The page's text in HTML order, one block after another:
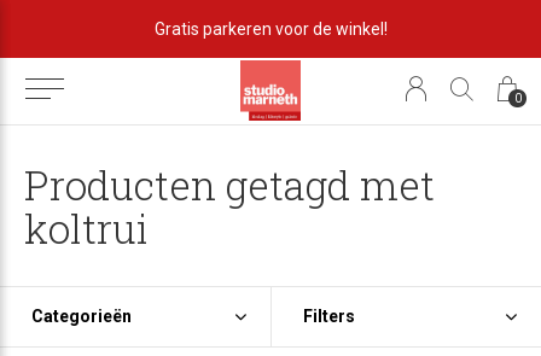
0
Gratis parkeren voor de winkel!
Producten getagd met
koltrui
Categorieën Filters